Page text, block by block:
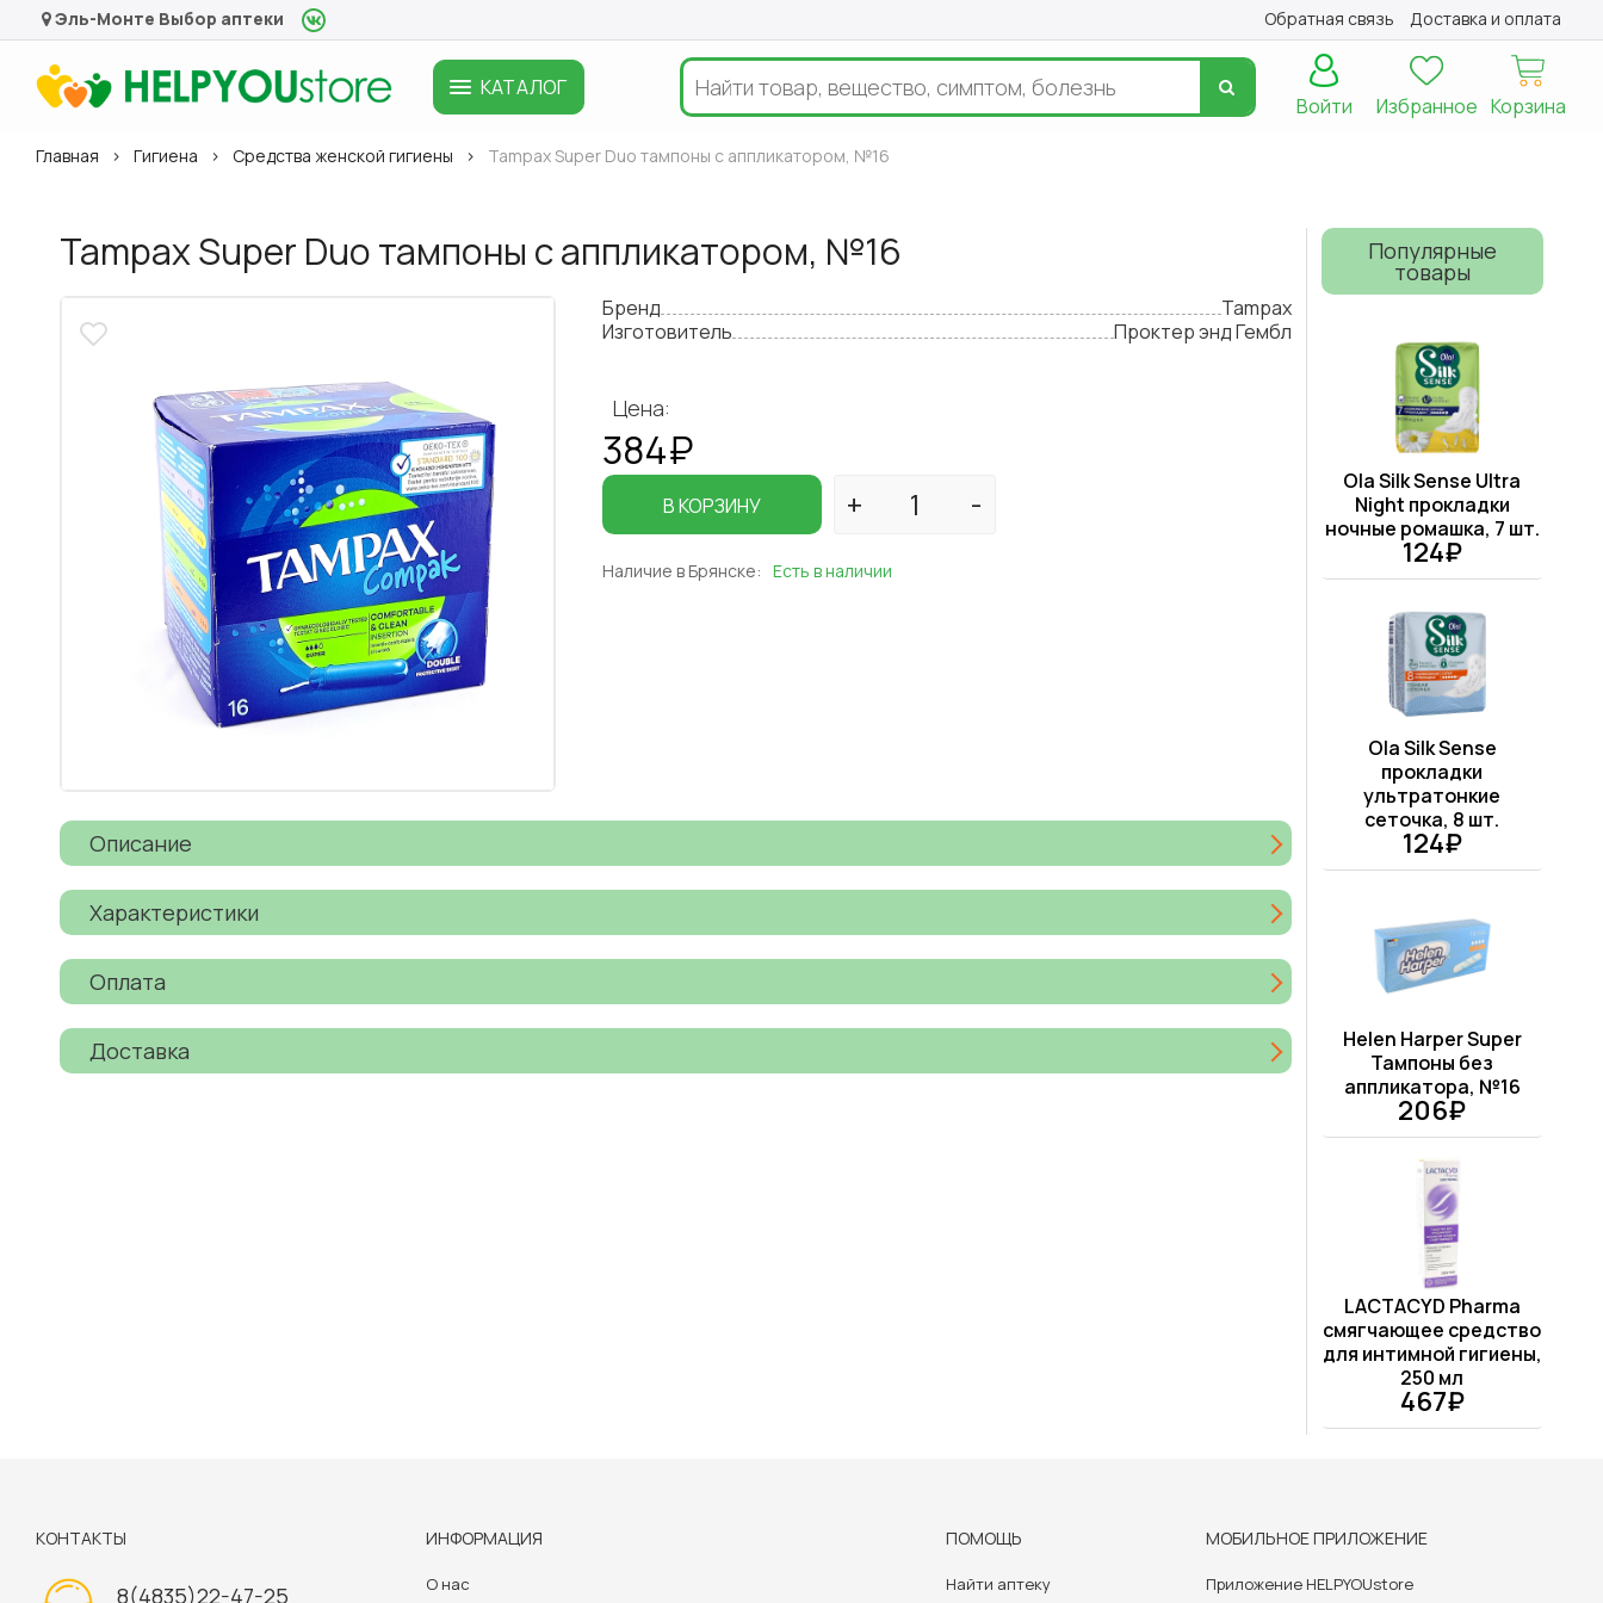
Эль-Монте Выбор аптеки Обратная связь Доставка и оплата
КАТАЛОГ
Корзина
Избранное
Войти
Главная Гигиена Средства женской гигиены Tampax Super Duo тампоны с аппликатором, №16
Tampax Super Duo тампоны с аппликатором, №16
Бренд
Tampax
Изготовитель
Проктер энд Гембл
Цена:
384₽
В КОРЗИНУ
Наличие в Брянске: Есть в наличии
Описание
Характеристики
Оплата
Доставка
Популярные
товары
Ola Silk Sense Ultra
Night прокладки
ночные ромашка, 7 шт.
124₽
Ola Silk Sense
прокладки
ультратонкие
сеточка, 8 шт.
124₽
Helen Harper Super
Тампоны без
аппликатора, №16
206₽
LACTACYD Pharma
смягчающее средство
для интимной гигиены,
250 мл
467₽
КОНТАКТЫ
8(4835)22-47-25
ИНФОРМАЦИЯ
О нас
ПОМОЩЬ
Найти аптеку
МОБИЛЬНОЕ ПРИЛОЖЕНИЕ
Приложение HELPYOUstore